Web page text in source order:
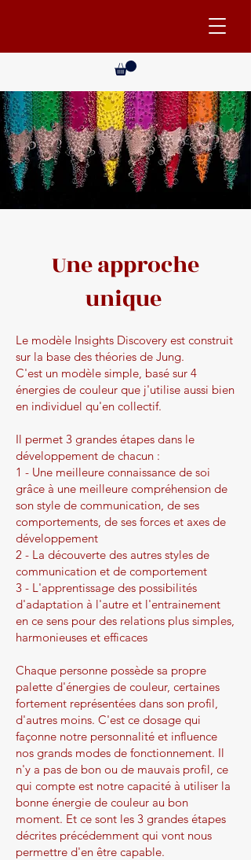
Une approche
unique
Le modèle Insights Discovery est construit
sur la base des théories de Jung.
C'est un modèle simple, basé sur 4
énergies de couleur que j'utilise aussi bien
en individuel qu'en collectif.
Il permet 3 grandes étapes dans le
développement de chacun :
1 - Une meilleure connaissance de soi
grâce à une meilleure compréhension de
son style de communication, de ses
comportements, de ses forces et axes de
développement
2 - La découverte des autres styles de
communication et de comportement
3 - L'apprentissage des possibilités
d'adaptation à l'autre et l'entrainement
en ce sens pour des relations plus simples,
harmonieuses et efficaces
Chaque personne possède sa propre
palette d'énergies de couleur, certaines
fortement représentées dans son profil,
d'autres moins. C'est ce dosage qui
façonne notre personnalité et influence
nos grands modes de fonctionnement. Il
n'y a pas de bon ou de mauvais profil, ce
qui compte est notre capacité à utiliser la
bonne énergie de couleur au bon
moment. Et ce sont les 3 grandes étapes
décrites précédemment qui vont nous
permettre d'en être capable.